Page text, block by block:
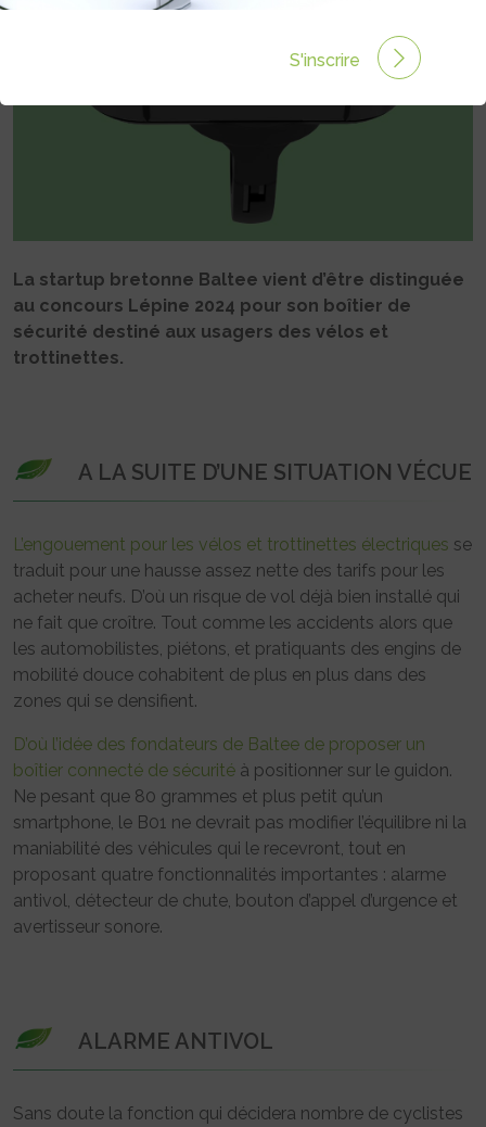
La startup bretonne Baltee vient d’être distinguée
au concours Lépine 2024 pour son boîtier de
sécurité destiné aux usagers des vélos et
trottinettes.
A LA SUITE D’UNE SITUATION VÉCUE
L’engouement pour les vélos et trottinettes électriques se
traduit pour une hausse assez nette des tarifs pour les
acheter neufs. D’où un risque de vol déjà bien installé qui
ne fait que croître. Tout comme les accidents alors que
les automobilistes, piétons, et pratiquants des engins de
mobilité douce cohabitent de plus en plus dans des
zones qui se densifient.
D’où l’idée des fondateurs de Baltee de proposer un
boîtier connecté de sécurité à positionner sur le guidon.
Ne pesant que 80 grammes et plus petit qu’un
smartphone, le B01 ne devrait pas modifier l’équilibre ni la
maniabilité des véhicules qui le recevront, tout en
proposant quatre fonctionnalités importantes : alarme
antivol, détecteur de chute, bouton d’appel d’urgence et
avertisseur sonore.
ALARME ANTIVOL
Sans doute la fonction qui décidera nombre de cyclistes
S'inscrire